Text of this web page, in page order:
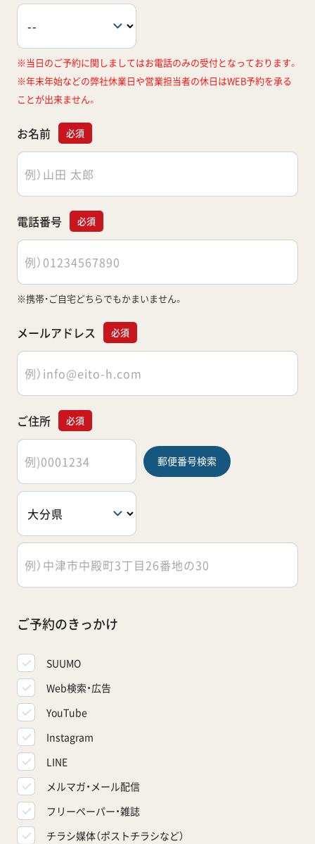
※当日のご予約に関しましてはお電話のみの受付となっております。
※年末年始などの弊社休業日や営業担当者の休日はWEB予約を承る
ことが出来ません。
お名前 必須
電話番号 必須
※携帯・ご自宅どちらでもかまいません。
メールアドレス 必須
ご住所 必須
郵便番号検索
ご予約のきっかけ
SUUMO
Web検索・広告
YouTube
Instagram
LINE
メルマガ・メール配信
フリーペーパー・雑誌
チラシ媒体（ポストチラシなど）